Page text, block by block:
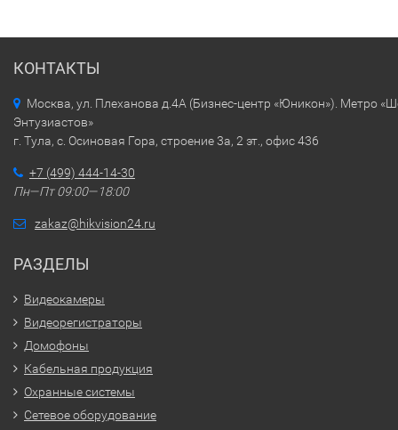
КОНТАКТЫ
Москва, ул. Плеханова д.4А (Бизнес-центр «Юникон»). Метро
Энтузиастов»
г. Тула, с. Осиновая Гора, строение 3а, 2 эт., офис 436
+7 (499) 444-14-30
Пн—Пт 09:00—18:00
zakaz@hikvision24.ru
РАЗДЕЛЫ
Видеокамеры
Видеорегистраторы
Домофоны
Кабельная продукция
Охранные системы
Сетевое оборудование